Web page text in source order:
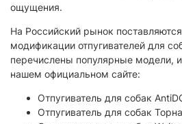
ощущения.
На Российский рынок
модификации отпугивателей для
перечислены популярные модели,
нашем официальном сайте:
Отпугиватель для собак
Отпугиватель для собак